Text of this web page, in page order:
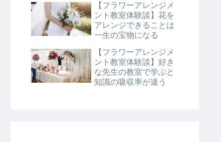
【フラワーアレンジメ
ント教室体験談】花を
アレンジできることは
一生の宝物になる
【フラワーアレンジメ
ント教室体験談】好き
な先生の教室で学ぶと
知識の吸収率が違う